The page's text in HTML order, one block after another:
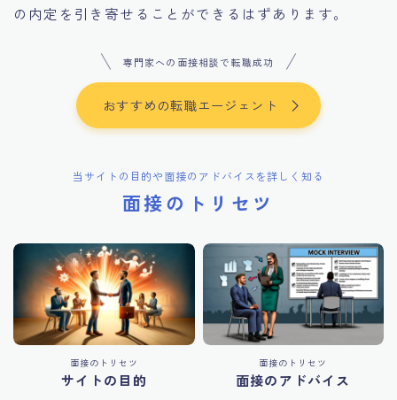
の内定を引き寄せることができるはずあります。
専門家への面接相談で転職成功
おすすめの転職エージェント
当サイトの目的や面接のアドバイスを詳しく知る
面接のトリセツ
面接のトリセツ
サイトの目的
面接のトリセツ
面接のアドバイス